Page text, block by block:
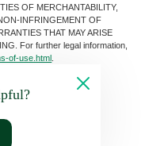
OF MERCHANTABILITY,
INFRINGEMENT OF
THAT MAY ARISE
For further legal information,
of-use.html